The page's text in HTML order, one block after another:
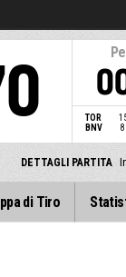
TOR
BNV
8
DETTAGLI PARTITA
di Tiro